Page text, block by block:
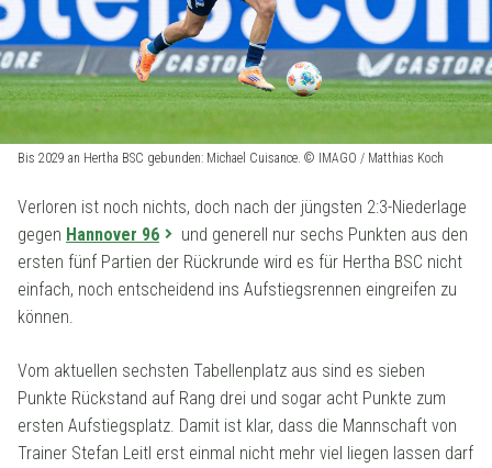
Bis 2029 an Hertha BSC gebunden: Michael Cuisance. © IMAGO / Matthias Koch
Verloren ist noch nichts, doch nach der jüngsten 2:3-Niederlage
gegen Hannover 96
und generell nur sechs Punkten aus den
ersten fünf Partien der Rückrunde wird es für Hertha BSC nicht
einfach, noch entscheidend ins Aufstiegsrennen eingreifen zu
können.
Vom aktuellen sechsten Tabellenplatz aus sind es sieben
Punkte Rückstand auf Rang drei und sogar acht Punkte zum
ersten Aufstiegsplatz. Damit ist klar, dass die Mannschaft von
Trainer Stefan Leitl erst einmal nicht mehr viel liegen lassen darf